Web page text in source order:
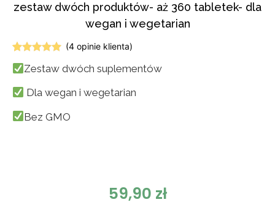
zestaw dwóch produktów- aż 360 tabletek- dla
wegan i wegetarian
5.00na 5
podstawie
ocen
(4opinie klienta)
Zestaw dwóch suplementów
Dla wegan i wegetarian
Bez GMO
59,90 zł